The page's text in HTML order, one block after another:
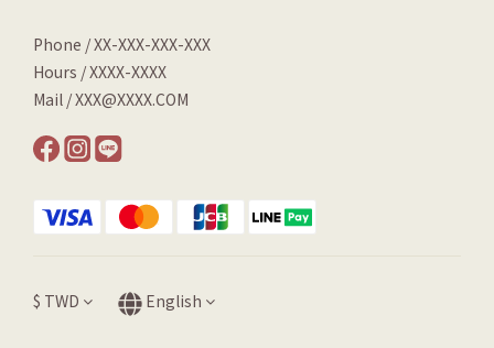
Phone / XX-XXX-XXX-XXX
Hours / XXXX-XXXX
Mail / XXX@XXXX.COM
$ TWD English